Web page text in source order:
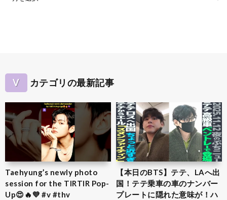
V カテゴリの最新記事
Taehyung’s newly photo
session for the TIRTIR Pop-
Up😍🔥💜 #v #thv
【本日のBTS】テテ、LAへ出
国！テテ乗車の車のナンバー
プレートに隠れた意味が！ハ